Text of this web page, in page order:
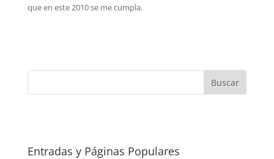
que en este 2010 se me cumpla.
Entradas y Páginas Populares